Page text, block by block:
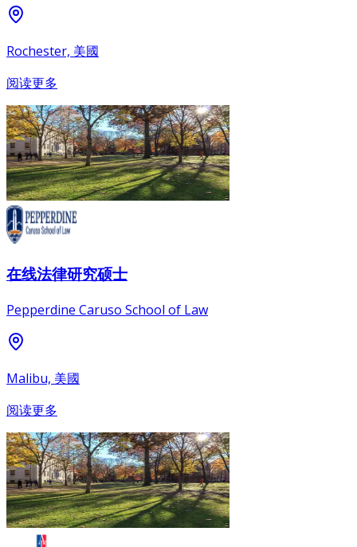
Rochester, 美國
阅读更多
在线法律研究硕士
Pepperdine Caruso School of Law
Malibu, 美國
阅读更多